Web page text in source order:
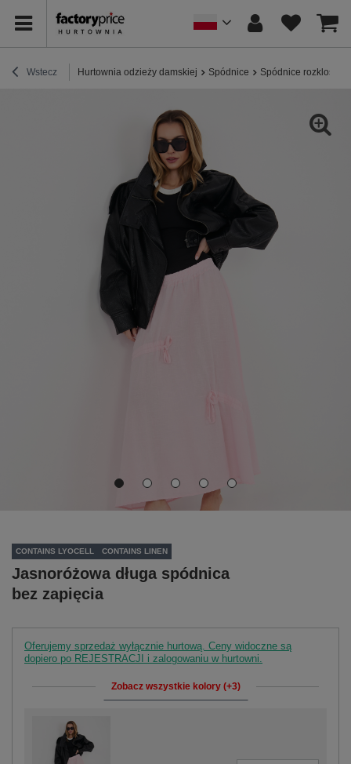
Wstecz Hurtownia odzieży damskiej Spódnice Spódnice
CONTAINS LYOCELL CONTAINS LINEN
Jasnoróżowa długa spódnica
bez zapięcia
Oferujemy sprzedaż wyłącznie hurtową. Ceny widoczne są
dopiero po REJESTRACJI i zalogowaniu w hurtowni.
Zobacz wszystkie kolory (+3)